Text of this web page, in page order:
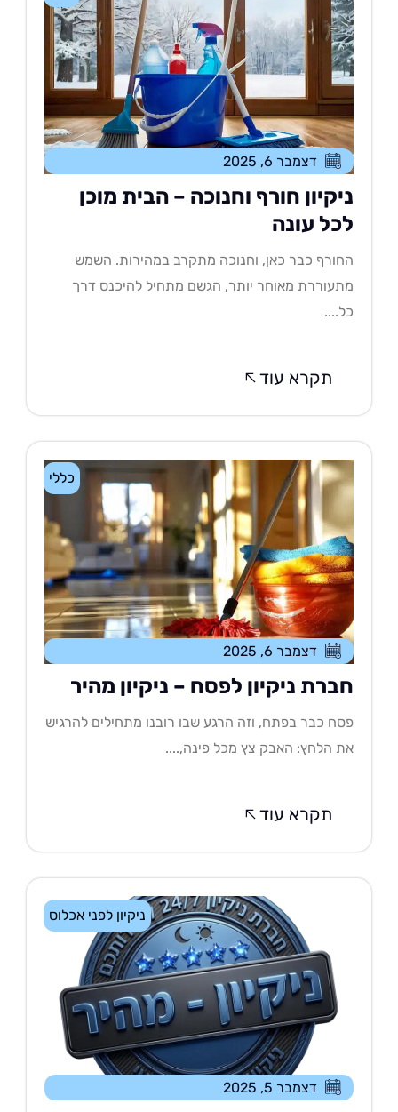
דצמבר 6, 2025
חורף וחנוכה – הבית מוכן
עונה
כבר כאן, וחנוכה מתקרב במהירות. השמש
מאוחר יותר, הגשם מתחיל להיכנס דרך
תקרא עוד
כללי
דצמבר 6, 2025
ניקיון לפסח – ניקיון מהיר
כבר בפתח, וזה הרגע שבו רובנו מתחילים להרגיש
הלחץ: האבק צץ מכל פינה,....
תקרא עוד
ניקיון לפני אכלוס
דצמבר 5, 2025